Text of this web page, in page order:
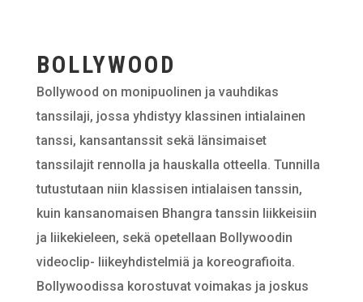
BOLLYWOOD
Bollywood on monipuolinen ja vauhdikas
tanssilaji, jossa yhdistyy klassinen intialainen
tanssi, kansantanssit sekä länsimaiset
tanssilajit rennolla ja hauskalla otteella. Tunnilla
tutustutaan niin klassisen intialaisen tanssin,
kuin kansanomaisen Bhangra tanssin liikkeisiin
ja liikekieleen, sekä opetellaan Bollywoodin
videoclip- liikeyhdistelmiä ja koreografioita.
Bollywoodissa korostuvat voimakas ja joskus